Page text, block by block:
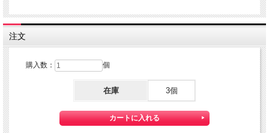
電池：単三電池×3本使用（別売）
数量限定！
こちらの商品は配送費当社負担で無料！です。
注文
購入数： 個
在庫 3個